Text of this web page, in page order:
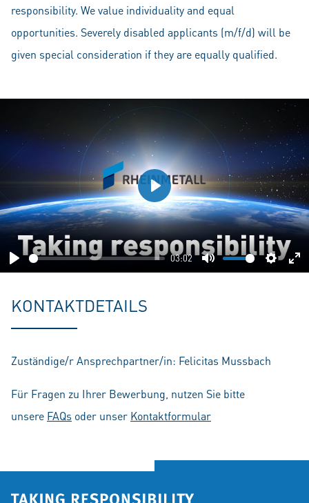
responsibility. We value individuality and equal
opportunities. Severely disabled applicants (m/f/d) will be
given special consideration if they are equally qualified.
Play
03:02
Mute
Play
KONTAKTDETAILS
Zuständige/r Ansprechpartner/in: Felicitas Mussbach
Für Fragen zu Ihrer Bewerbung, nutzen Sie bitte
unsere FAQs oder unser Kontaktformular